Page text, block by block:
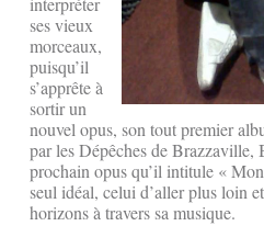
ses vieux
morceaux,
puisqu’il
s’apprête à
sortir un
nouvel opus, son tout premier
par les Dépêches de Brazzaville,
prochain opus qu’il intitule «
seul idéal, celui d’aller plus loin
horizons à travers sa musique.